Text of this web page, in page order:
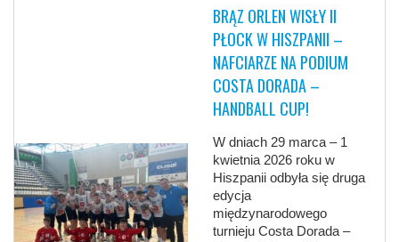
BRĄZ ORLEN WISŁY II
PŁOCK W HISZPANII –
NAFCIARZE NA PODIUM
COSTA DORADA –
HANDBALL CUP!
W dniach 29 marca – 1
kwietnia 2026 roku w
Hiszpanii odbyła się druga
edycja
międzynarodowego
turnieju Costa Dorada –